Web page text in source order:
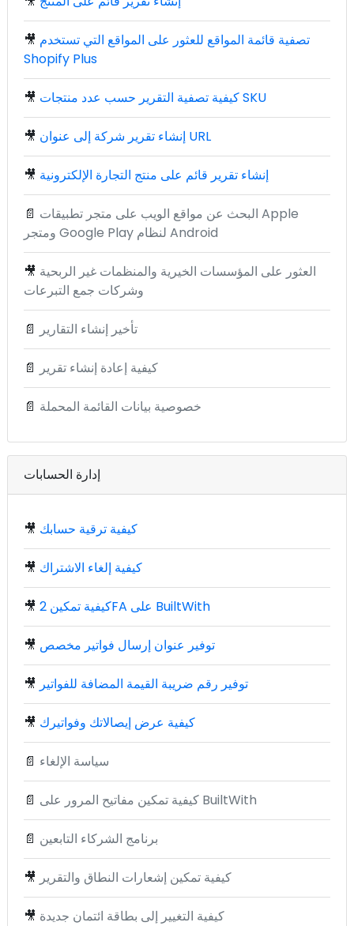
🎥 تصفية قائمة المواقع للعثور على المواقع التي تستخدم
Shopify Plus
🎥 كيفية تصفية التقرير حسب عدد منتجات SKU
🎥 إنشاء تقرير شركة إلى عنوان URL
🎥 إنشاء تقرير قائم على منتج التجارة الإلكترونية
📄 البحث عن مواقع الويب على متجر تطبيقات Apple
ومتجر Google Play لنظام Android
🎥 العثور على المؤسسات الخيرية والمنظمات غير الربحية
وشركات جمع التبرعات
📄 تأخير إنشاء التقارير
📄 كيفية إعادة إنشاء تقرير
📄 خصوصية بيانات القائمة المحملة
إدارة الحسابات
🎥 كيفية ترقية حسابك
🎥 كيفية إلغاء الاشتراك
🎥 كيفية تمكين 2FA على BuiltWith
🎥 توفير عنوان إرسال فواتير مخصص
🎥 توفير رقم ضريبة القيمة المضافة للفواتير
🎥 كيفية عرض إيصالاتك وفواتيرك
📄 سياسة الإلغاء
📄 كيفية تمكين مفاتيح المرور على BuiltWith
📄 برنامج الشركاء التابعين
🎥 كيفية تمكين إشعارات النطاق والتقرير
🎥 كيفية التغيير إلى بطاقة ائتمان جديدة